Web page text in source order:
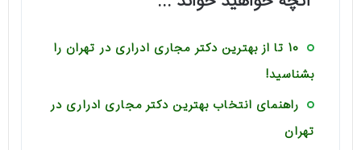
10 تا از بهترین دکتر مجاری ادراری در تهران را
بشناسید!
راهنمای انتخاب بهترین دکتر مجاری ادراری در
تهران